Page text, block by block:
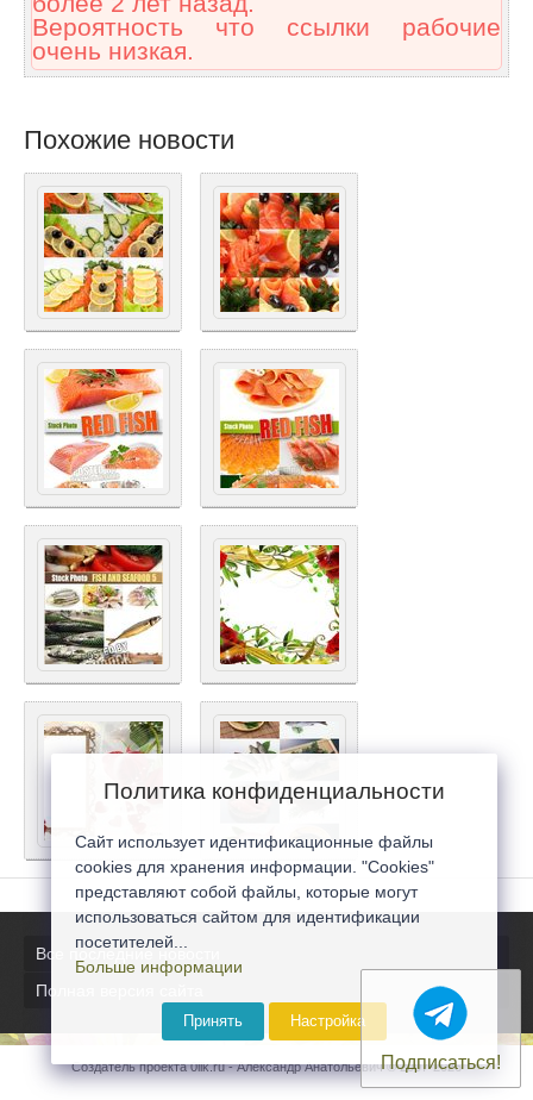
Вероятность что ссылки рабочие
очень низкая.
Похожие новости
Все последние новости
Полная версия сайта
Создатель проекта 0lik.ru - Александр Анатольевич © 2007-2026
Подписаться!
Политика конфиденциальности
Сайт использует идентификационные файлы
cookies для хранения информации. "Cookies"
представляют собой файлы, которые могут
использоваться сайтом для идентификации
посетителей...
Больше информации
Принять Настройка